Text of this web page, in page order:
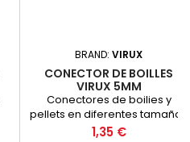
BRAND: VIRUX
CONECTOR DE BOILLES
VIRUX 5MM
Conectores de boilies y
pellets en diferentes tamaños
Price
1,35 €